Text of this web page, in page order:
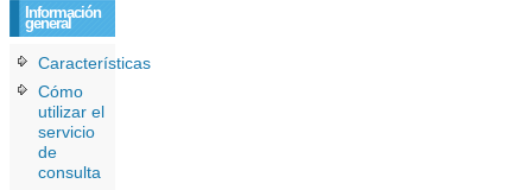
Información
general
Características
Cómo
utilizar el
servicio
de
consulta